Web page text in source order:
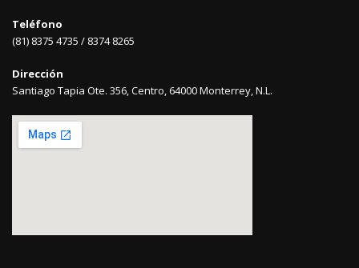
Teléfono
(81) 8375 4735 / 8374 8265
Dirección
Santiago Tapia Ote. 356, Centro, 64000 Monterrey, N.L.